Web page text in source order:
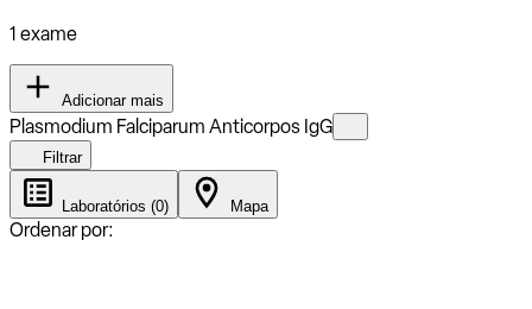
1 exame
Adicionar mais
Plasmodium Falciparum Anticorpos IgG
Filtrar
Laboratórios (0) Mapa
Ordenar por: